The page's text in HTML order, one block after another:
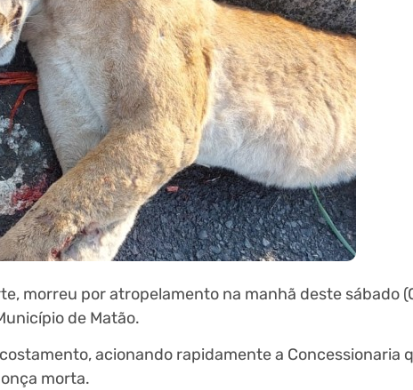
morreu por atropelamento na manhã deste sábado
de Matão.
acionando rapidamente a Concessionaria
morta.